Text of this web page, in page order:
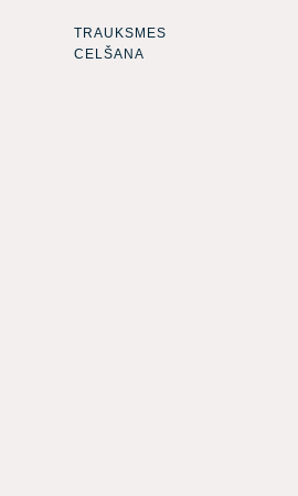
TRAUKSMES
CELŠANA